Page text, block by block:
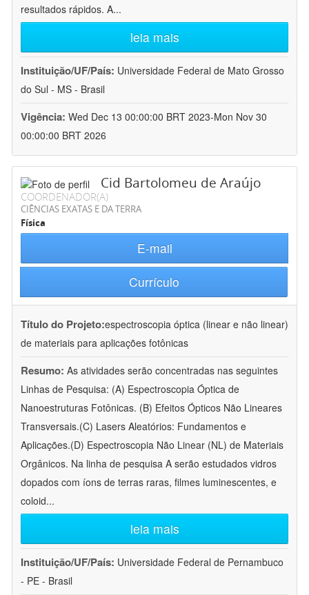
resultados rápidos. A...
leia mais
Instituição/UF/País: Universidade Federal de Mato Grosso
do Sul - MS - Brasil
Vigência: Wed Dec 13 00:00:00 BRT 2023-Mon Nov 30
00:00:00 BRT 2026
Cid Bartolomeu de Araújo
COORDENADOR(A)
CIÊNCIAS EXATAS E DA TERRA
Física
E-mail
Currículo
Título do Projeto:espectroscopia óptica (linear e não linear)
de materiais para aplicações fotônicas
Resumo: As atividades serão concentradas nas seguintes
Linhas de Pesquisa: (A) Espectroscopia Óptica de
Nanoestruturas Fotônicas. (B) Efeitos Ópticos Não Lineares
Transversais.(C) Lasers Aleatórios: Fundamentos e
Aplicações.(D) Espectroscopia Não Linear (NL) de Materiais
Orgânicos. Na linha de pesquisa A serão estudados vidros
dopados com íons de terras raras, filmes luminescentes, e
coloid...
leia mais
Instituição/UF/País: Universidade Federal de Pernambuco
- PE - Brasil